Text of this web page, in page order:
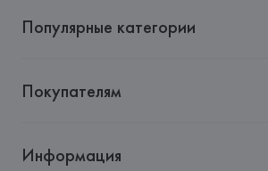
Популярные категории
Покупателям
Информация